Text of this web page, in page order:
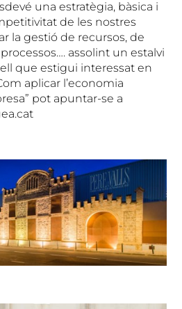
una estratègia, bàsica i
de les nostres
la gestió de recursos, de
assolint un estalvi
que estigui interessat en
aplicar l’economia
pot apuntar-se a